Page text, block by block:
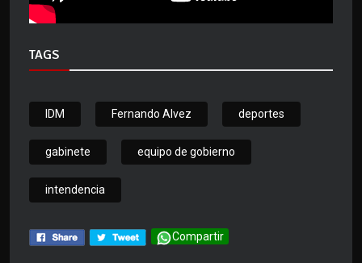
TAGS
IDM Fernando Alvez deportes
gabinete equipo de gobierno
intendencia
Compartir